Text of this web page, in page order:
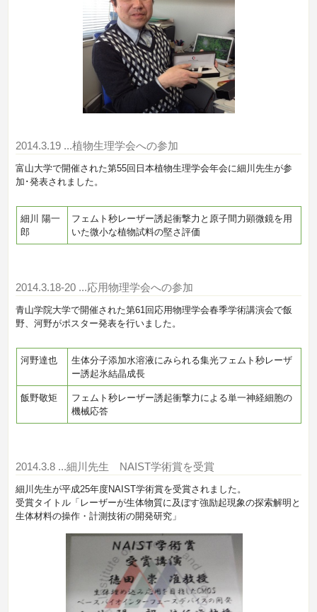
2014.3.19 ...植物生理学会への参加
富山大学で開催された第55回日本植物生理学会年会に細川先生が参
加･発表されました。
細川 陽一
郎
フェムト秒レーザー誘起衝撃力と原子間力顕微鏡を用
いた微小な植物試料の堅さ評価
2014.3.18-20 ...応用物理学会への参加
青山学院大学で開催された第61回応用物理学会春季学術講演会で飯
野、河野がポスター発表を行いました。
河野達也
生体分子添加水溶液にみられる集光フェムト秒レーザ
ー誘起氷結晶成長
飯野敬矩
フェムト秒レーザー誘起衝撃力による単一神経細胞の
機械応答
2014.3.8 ...細川先生 NAIST学術賞を受賞
細川先生が平成25年度NAIST学術賞を受賞されました。
受賞タイトル「レーザーが生体物質に及ぼす強励起現象の探索解明と
生体材料の操作・計測技術の開発研究」